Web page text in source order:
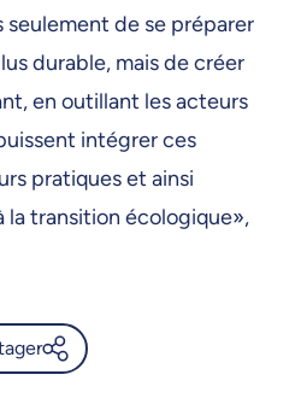
seulement de se préparer
durable, mais de créer
en outillant les acteurs
intégrer ces
pratiques et ainsi
transition écologique»,